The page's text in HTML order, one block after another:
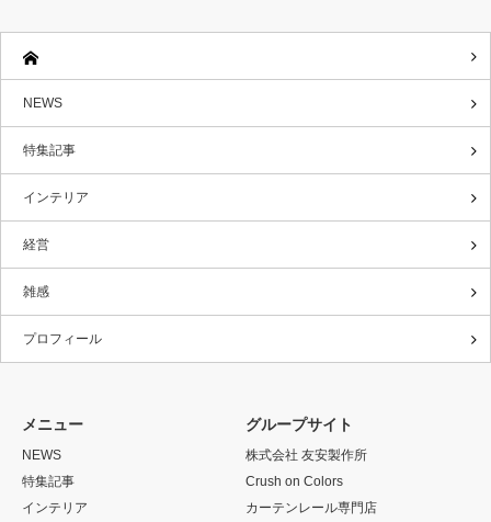
NEWS
特集記事
インテリア
経営
雑感
プロフィール
メニュー
NEWS
特集記事
インテリア
グループサイト
株式会社 友安製作所
Crush on Colors
カーテンレール専門店